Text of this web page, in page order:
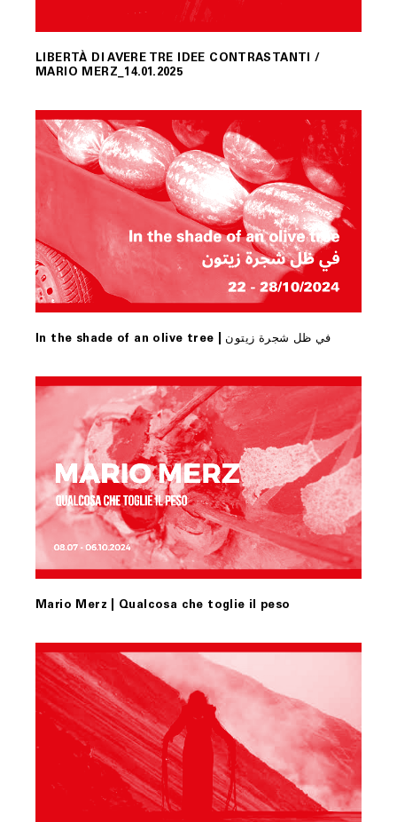
LIBERTÀ DI AVERE TRE IDEE CONTRASTANTI /
MARIO MERZ_14.01.2025
In the shade of an olive tree | في ظل شجرة زيتون
Mario Merz | Qualcosa che toglie il peso